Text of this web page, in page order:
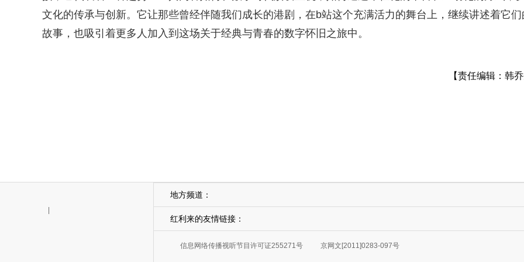
文化的传承与创新。它让那些曾经伴随我们成长的港剧，在b站这个充满活力的舞台上，继续讲述着它们
故事，也吸引着更多人加入到这场关于经典与青春的数字怀旧之旅中。
【责任编辑：韩
地方频道：
红利来的友情链接：
信息网络传播视听节目许可证255271号 京网文[2011]0283-097号